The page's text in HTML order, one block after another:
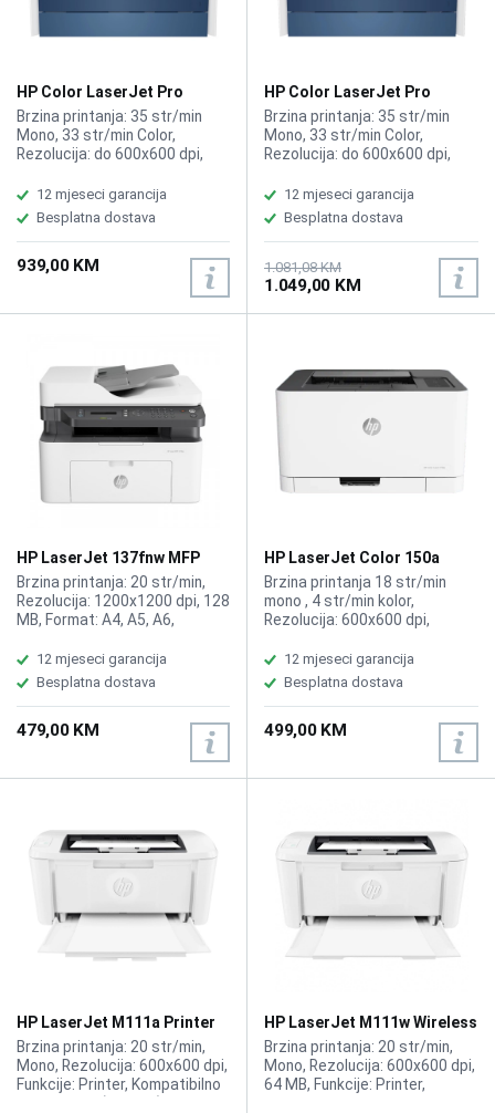
HP Color LaserJet Pro
Printer 4203dn
Brzina printanja: 35 str/min
Mono, 33 str/min Color,
Rezolucija: do 600x600 dpi,
stranica, Kompatibilno sa HP
toner 230A
12 mjeseci garancija
Besplatna dostava
939,00 KM
HP Color LaserJet Pro
Printer 4203dw
Brzina printanja: 35 str/min
Mono, 33 str/min Color,
Rezolucija: do 600x600 dpi,
stranica, Kompatibilno sa HP
toner 230A
12 mjeseci garancija
Besplatna dostava
1.081,08 KM
1.049,00 KM
HP LaserJet 137fnw MFP
Wireless Printer 4ZB84A
Brzina printanja: 20 str/min,
Rezolucija: 1200x1200 dpi, 128
MB, Format: A4, A5, A6,
Fax, Povezivost: USB 2.0, Wi-Fi,
Mjesečni ciklus: 10 000 str.
Toner: 106A.
12 mjeseci garancija
Besplatna dostava
479,00 KM
HP LaserJet Color 150a
4ZB94A printer
Brzina printanja 18 str/min
mono , 4 str/min kolor,
Rezolucija: 600x600 dpi,
sa Toner HP 117A Black
W2070A, HP 117A Cyan
W2071A, HP 117A Yellow
W2072A, HP 117A W2073A.
12 mjeseci garancija
Besplatna dostava
499,00 KM
HP LaserJet M111a Printer
7MD67A
Brzina printanja: 20 str/min,
Mono, Rezolucija: 600x600 dpi,
Funkcije: Printer, Kompatibilno
HP LaserJet M111w Wireless
Printer 7MD68A
Brzina printanja: 20 str/min,
Mono, Rezolucija: 600x600 dpi,
64 MB, Funkcije: Printer,